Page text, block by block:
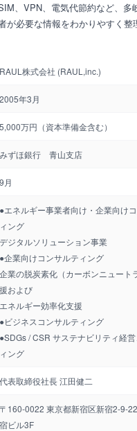
、VPN、電気代節約など、多
が必要な情報をわかりやすく整
RAUL株式会社 (RAUL,inc.)
2005年3月
5,000万円（資本準備金含む）
みずほ銀行 青山支店
9月
●エネルギー事業者向け・企業向け
ィング
デジタルソリューション事業
●企業向けコンサルティング
企業の脱炭素化（カーボンニュート
援および
エネルギー効率化支援
●ビジネスコンサルティング
●SDGs / CSR サステナビリティ経
ィング
代表取締役社長 江田健二
〒160-0022 東京都新宿区新宿2-9-
宿ビル3F